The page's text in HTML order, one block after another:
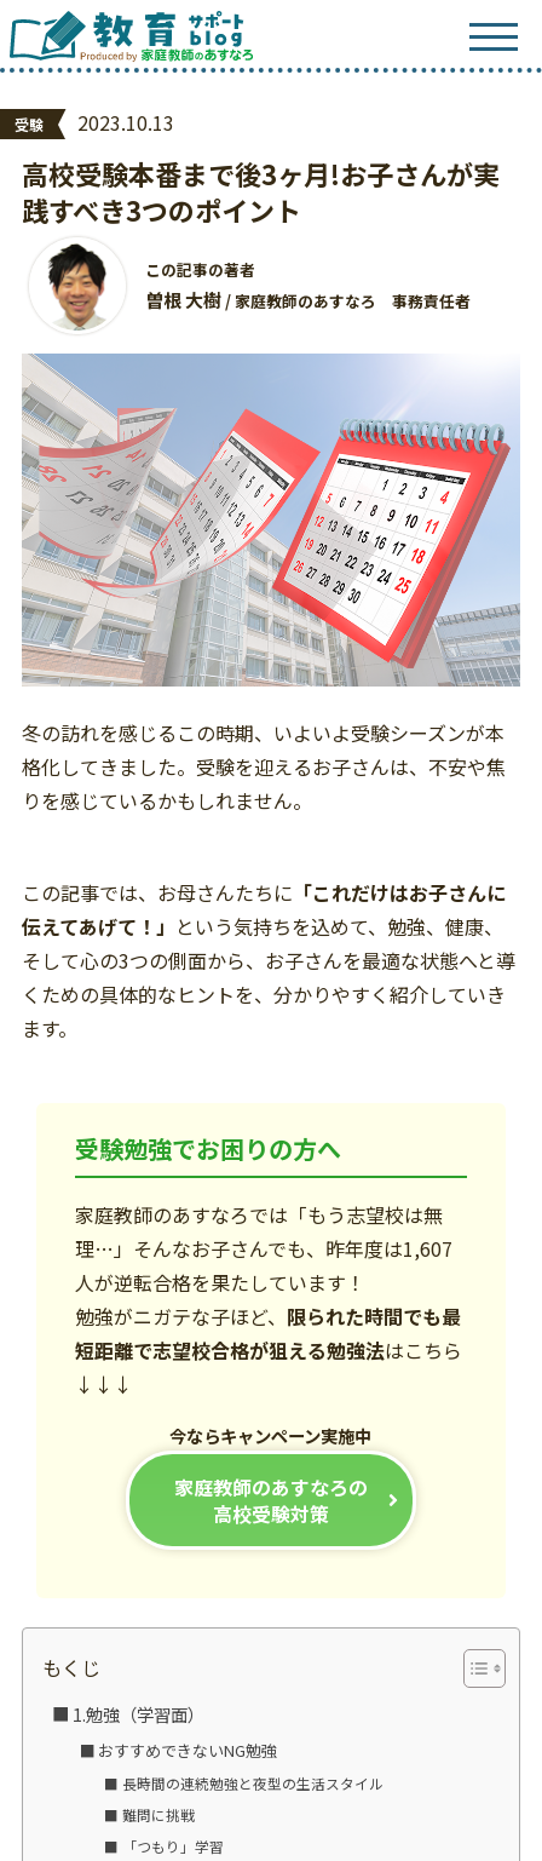
受験 2023.10.13
高校受験本番まで後3ヶ月!お子さんが実
践すべき3つのポイント
この記事の著者
曽根 大樹 / 家庭教師のあすなろ 事務責任者
冬の訪れを感じるこの時期、いよいよ受験シーズンが本
格化してきました。受験を迎えるお子さんは、不安や焦
りを感じているかもしれません。
この記事では、お母さんたちに 「これだけはお子さんに
伝えてあげて！」 という気持ちを込めて、勉強、健康、
そして心の3つの側面から、お子さんを最適な状態へと導
くための具体的なヒントを、分かりやすく紹介していき
ます。
受験勉強でお困りの方へ
家庭教師のあすなろでは「もう志望校は無
理…」そんなお子さんでも、昨年度は1,607
人が逆転合格を果たしています！
勉強がニガテな子ほど、 限られた時間でも最
短距離で志望校合格が狙える勉強法はこちら
↓↓↓
今ならキャンペーン実施中
家庭教師のあすなろの
高校受験対策
もくじ
1.勉強（学習面）
おすすめできないNG勉強
長時間の連続勉強と夜型の生活スタイル
難問に挑戦
「つもり」学習